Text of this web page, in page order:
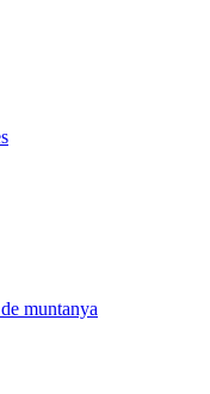
muntanya